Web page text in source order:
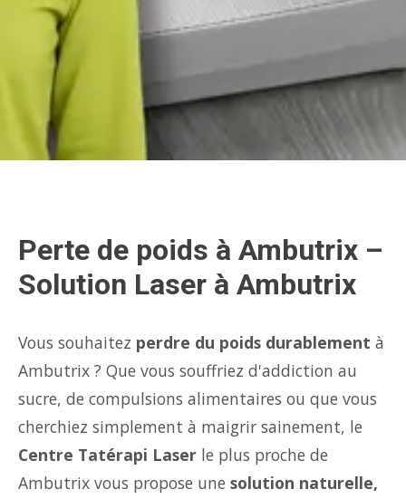
Perte de poids à Ambutrix –
Solution Laser à Ambutrix
Vous souhaitez perdre du poids durablement à
Ambutrix ? Que vous souffriez d'addiction au
sucre, de compulsions alimentaires ou que vous
cherchiez simplement à maigrir sainement, le
Centre Tatérapi Laser le plus proche de
Ambutrix vous propose une solution naturelle,